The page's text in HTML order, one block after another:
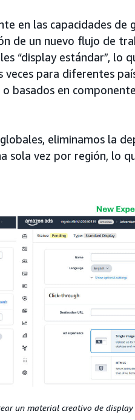
en las capacidades de
de un nuevo flujo de
“display estándar”, lo
para diferentes
basados en
eliminamos la
sola vez por región, lo
un material creativo de display